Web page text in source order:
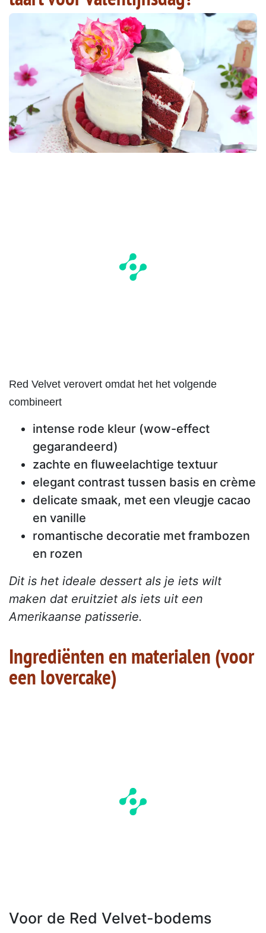
Red Velvet verovert omdat het het volgende
combineert
intense rode kleur (wow-effect
gegarandeerd)
zachte en fluweelachtige textuur
elegant contrast tussen basis en crème
delicate smaak, met een vleugje cacao
en vanille
romantische decoratie met frambozen
en rozen
Dit is het ideale dessert als je iets wilt
maken dat eruitziet als iets uit een
Amerikaanse patisserie.
Ingrediënten en materialen (voor
een lovercake)
Voor de Red Velvet-bodems